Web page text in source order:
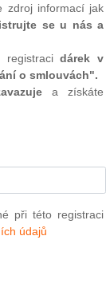
„BIM“
BIM
se
11. 2022
2022
zdroj informací jak
se u nás a
registracidárek v
o smlouvách".
a získáte
při této registraci
údajů